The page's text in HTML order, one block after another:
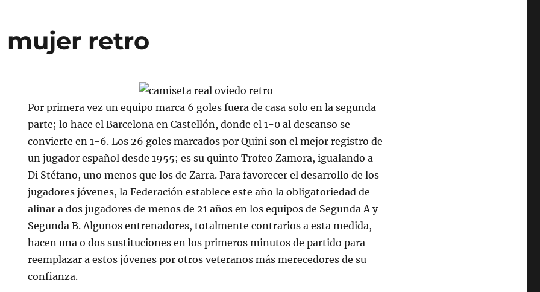
mujer retro
Por primera vez un equipo marca 6 goles fuera de casa solo en la segunda
parte; lo hace el Barcelona en Castellón, donde el 1-0 al descanso se
convierte en 1-6. Los 26 goles marcados por Quini son el mejor registro de
un jugador español desde 1955; es su quinto Trofeo Zamora, igualando a
Di Stéfano, uno menos que los de Zarra. Para favorecer el desarrollo de los
jugadores jóvenes, la Federación establece este año la obligatoriedad de
alinar a dos jugadores de menos de 21 años en los equipos de Segunda A y
Segunda B. Algunos entrenadores, totalmente contrarios a esta medida,
hacen una o dos sustituciones en los primeros minutos de partido para
reemplazar a estos jóvenes por otros veteranos más merecedores de su
confianza.